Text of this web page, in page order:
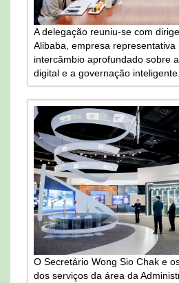
A delegação reuniu-se com
Alibaba, empresa representativa
intercâmbio aprofundado sobre
digital e a governação inteligente.
O Secretário Wong Sio Chak e
dos serviços da área da